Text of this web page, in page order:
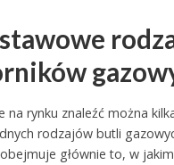
na rynku znaleźć można
rodzajów butli
głównie to, w